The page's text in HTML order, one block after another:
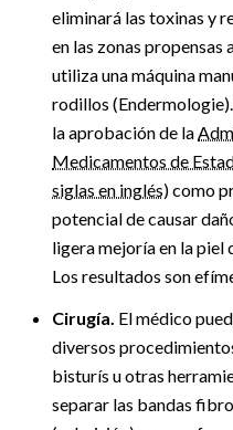
eliminará las toxinas y
en las zonas
utiliza una máquina
rodillos
la aprobación de la
Medicamentos de
siglas en inglés)como
potencial de causar
ligera mejoría en la piel
Los resultados son
Cirugía. El médico
diversos
bisturís u otras
separar las bandas